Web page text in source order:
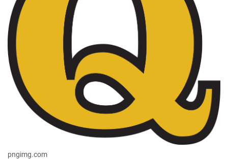
pngimg.com